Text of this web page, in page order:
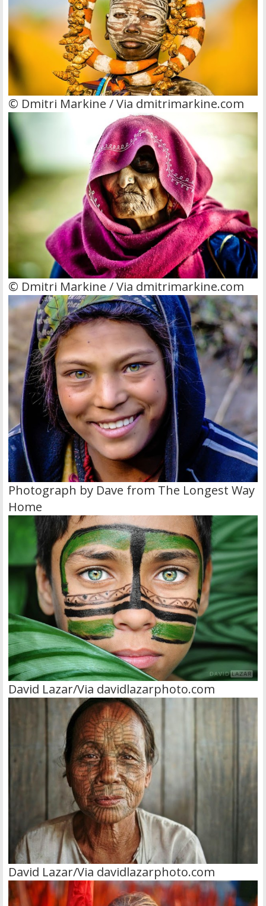
© Dmitri Markine / Via dmitrimarkine.com
© Dmitri Markine / Via dmitrimarkine.com
Photograph by Dave from The Longest Way
Home
David Lazar/Via davidlazarphoto.com
David Lazar/Via davidlazarphoto.com